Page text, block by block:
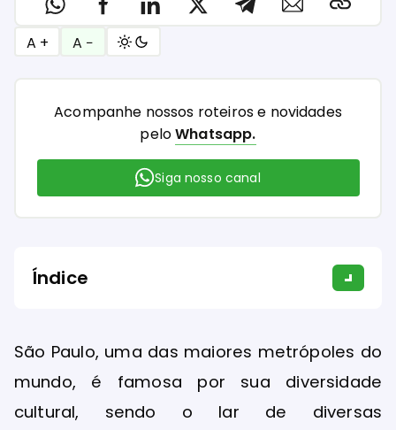
A + A −
Acompanhe nossos roteiros e novidades
peloWhatsapp.
Siga nosso canal
Índice
São Paulo, uma das maiores metrópoles do
mundo, é famosa por sua diversidade
cultural, sendo o lar de diversas